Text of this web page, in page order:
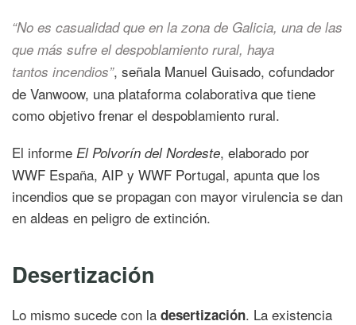
“No es casualidad que en la zona de Galicia, una de las
que más sufre el despoblamiento rural, haya
tantos incendios”, señala Manuel Guisado, cofundador
de Vanwoow, una plataforma colaborativa que tiene
como objetivo frenar el despoblamiento rural.
El informe El Polvorín del Nordeste, elaborado por
WWF España, AIP y WWF Portugal, apunta que los
incendios que se propagan con mayor virulencia se dan
en aldeas en peligro de extinción.
Desertización
Lo mismo sucede con la desertización. La existencia